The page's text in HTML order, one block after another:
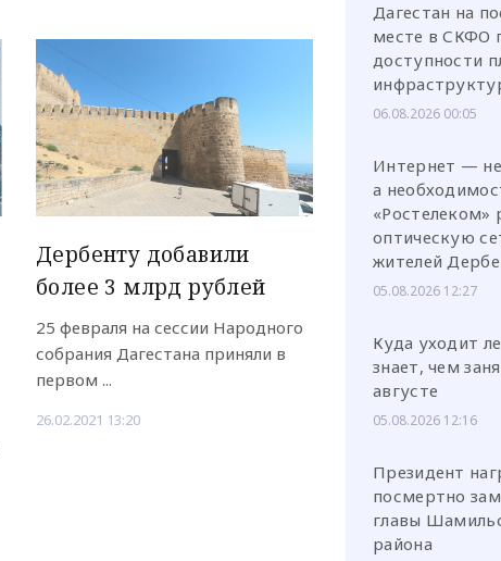
Дербенту добавили
более 3 млрд рублей
25 февраля на сессии Народного
собрания Дагестана приняли в
первом ...
26.02.2021 13:20
Дагестан на
месте в СКФО
доступности
06.08.2026 00:05
Интернет —
а
«Ростелеком»
оптическую
жителей
05.08.2026 12:27
Куда уходит
знает, чем
августе
05.08.2026 12:16
Президент
посмертно
главы
района